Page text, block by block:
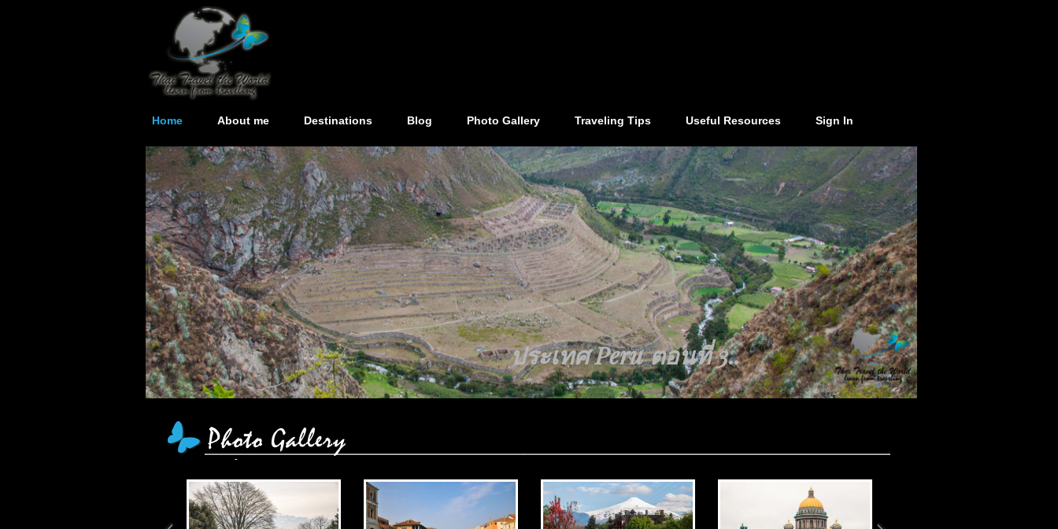
Home About me Destinations Blog Photo Gallery Traveling Tips Useful Resources Sign In
ประเทศ Peru ตอนที่ 3..